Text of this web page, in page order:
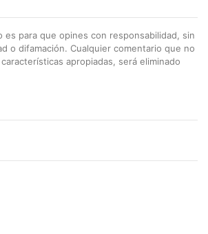
es para que opines con responsabilidad, sin
o difamación. Cualquier comentario que no
apropiadas, será eliminado